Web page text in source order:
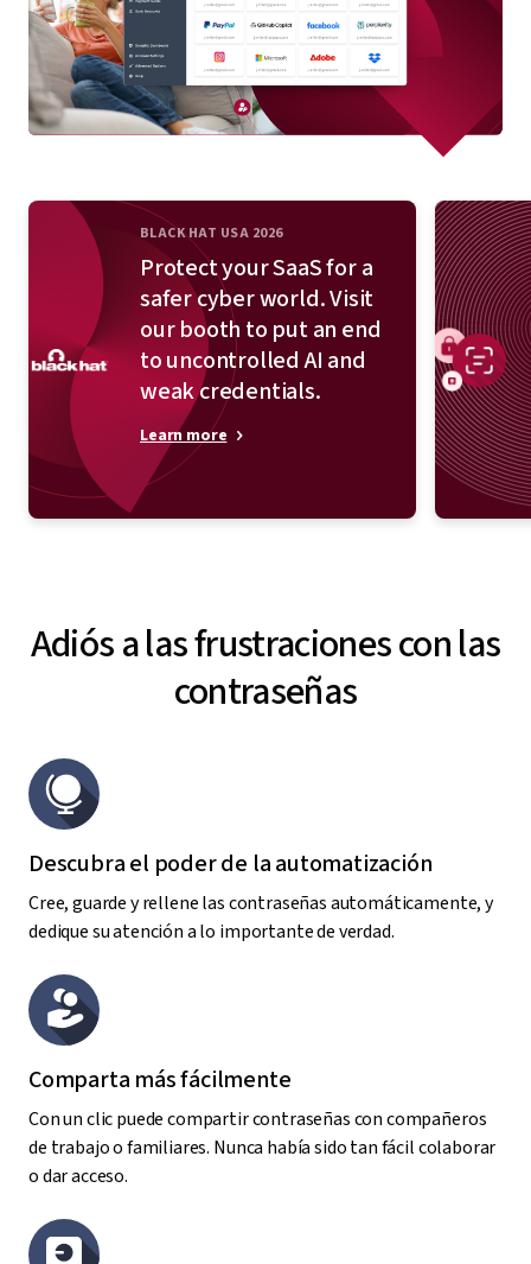
BLACK HAT USA 2026
Protect your SaaS for a
safer cyber world. Visit
our booth to put an end
to uncontrolled AI and
weak credentials.
Learn more
Adiós a las frustraciones con las
contraseñas
Descubra el poder de la automatización
Cree, guarde y rellene las contraseñas automáticamente, y
dedique su atención a lo importante de verdad.
Comparta más fácilmente
Con un clic puede compartir contraseñas con compañeros
de trabajo o familiares. Nunca había sido tan fácil colaborar
o dar acceso.